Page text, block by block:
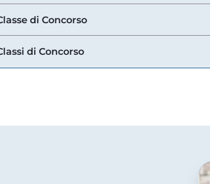
di Concorso
di Concorso